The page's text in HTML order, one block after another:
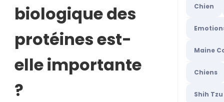
biologique des
protéines est-
elle importante
?
Chien
Maine
Chiens
Shih Tzu